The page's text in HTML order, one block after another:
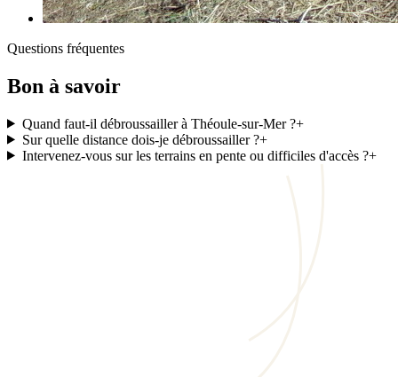
Questions fréquentes
Bon à savoir
Quand faut-il débroussailler à Théoule-sur-Mer ?+
Sur quelle distance dois-je débroussailler ?+
Intervenez-vous sur les terrains en pente ou difficiles d'accès ?+